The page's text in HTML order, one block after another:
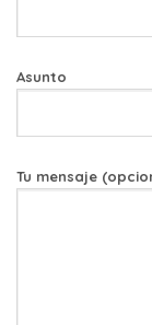
Asunto
Tu mensaje